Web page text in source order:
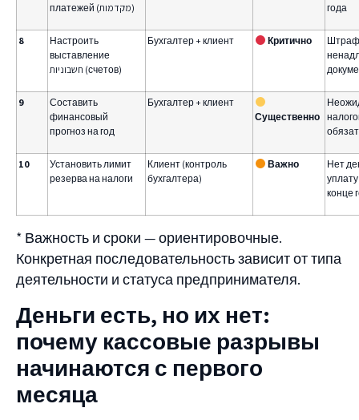
платежей (מקדמות)
года
8
Настроить
выставление
חשבוניות (счетов)
Бухгалтер + клиент Критично
9
Составить
финансовый
прогноз на год
Бухгалтер + клиент
Существенно
10
Установить лимит
резерва на налоги
Клиент (контроль
бухгалтера)
Важно
Нет
конце
* Важность и сроки — ориентировочные.
Конкретная последовательность зависит от типа
деятельности и статуса предпринимателя.
Деньги есть, но их нет:
почему кассовые разрывы
начинаются с первого
месяца